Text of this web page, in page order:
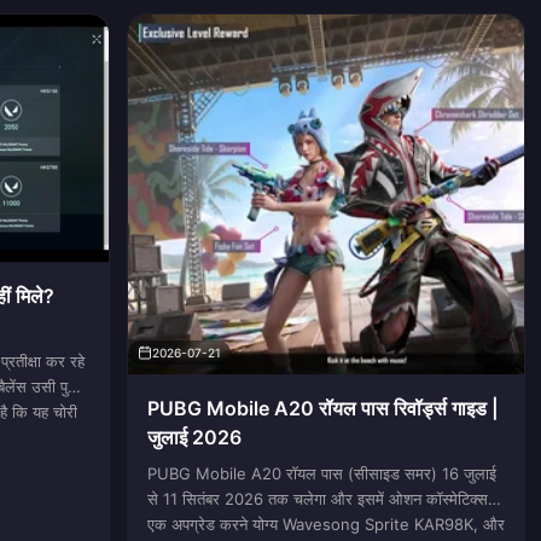
मिले?
कर रहे
उसी पुराने
यह चोरी
2026-07-21
PUBG Mobile A20 रॉयल पास रिवॉर्ड्स गाइड |
जुलाई 2026
PUBG Mobile A20 रॉयल पास (सीसाइड समर) 16 जुलाई
से 11 सितंबर 2026 तक चलेगा और इसमें ओशन कॉस्मेटिक्स,
एक अपग्रेड करने योग्य Wavesong Sprite KAR98K, और